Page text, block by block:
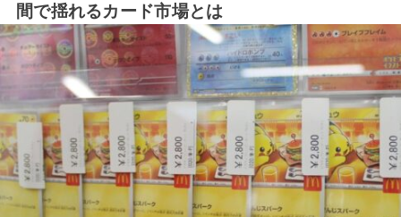
間で揺れるカード市場とは